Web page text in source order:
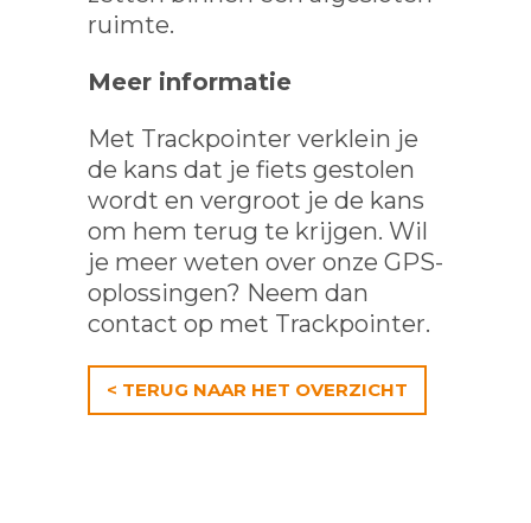
ruimte.
Meer informatie
Met Trackpointer verklein je
de kans dat je fiets gestolen
wordt en vergroot je de kans
om hem terug te krijgen. Wil
je meer weten over onze GPS-
oplossingen? Neem dan
contact op met Trackpointer.
< TERUG NAAR HET OVERZICHT